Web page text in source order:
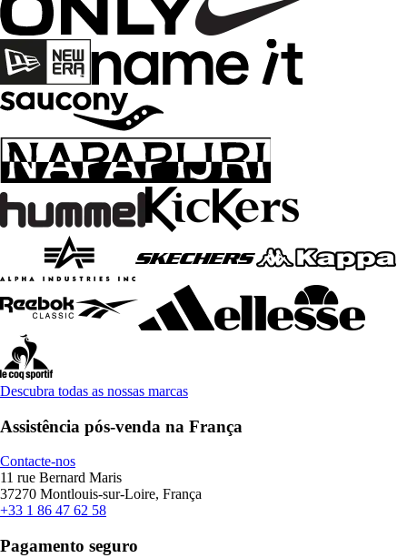
Descubra todas as nossas marcas
Assistência pós-venda na França
Contacte-nos
11 rue Bernard Maris
37270 Montlouis-sur-Loire, França
+33 1 86 47 62 58
Pagamento seguro